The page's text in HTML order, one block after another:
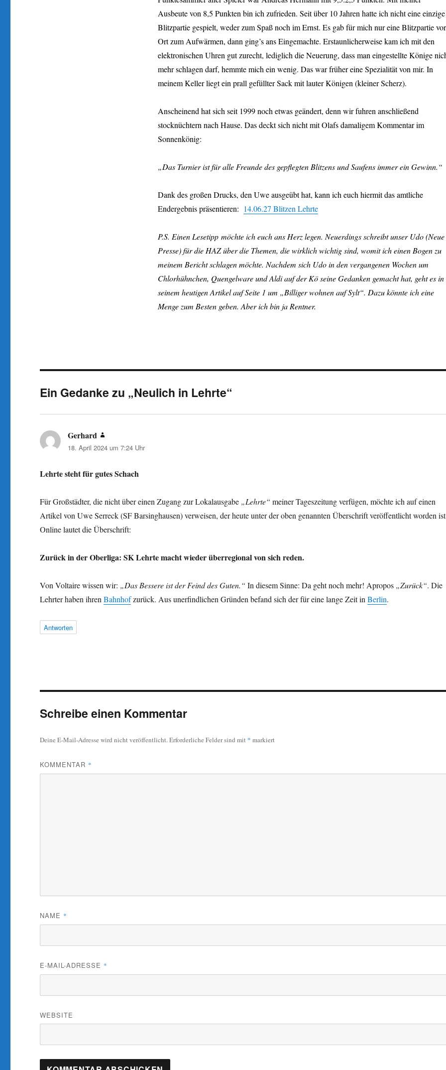
Ausbeute von 8,5 Punkten bin ich zufrieden. Seit über 10 Jahren hatte ich nicht eine einzige
Blitzpartie gespielt, weder zum Spaß noch im Ernst. Es gab für mich nur eine Blitzpartie vor
Ort zum Aufwärmen, dann ging’s ans Eingemachte. Erstaunlicherweise kam ich mit den
elektronischen Uhren gut zurecht, lediglich die Neuerung, dass man eingestellte Könige
mehr schlagen darf, hemmte mich ein wenig. Das war früher eine Spezialität von mir. In
meinem Keller liegt ein prall gefüllter Sack mit lauter Königen (kleiner Scherz).
Anscheinend hat sich seit 1999 noch etwas geändert, denn wir fuhren anschließend
stocknüchtern nach Hause. Das deckt sich nicht mit Olafs damaligem Kommentar im
Sonnenkönig:
„Das Turnier ist für alle Freunde des gepflegten Blitzens und Saufens immer ein Gewinn.“
Dank des großen Drucks, den Uwe ausgeübt hat, kann ich euch hiermit das amtliche
Endergebnis präsentieren: 14.06.27 Blitzen Lehrte
P.S. Einen Lesetipp möchte ich euch ans Herz legen. Neuerdings schreibt unser Udo (Neue
Presse) für die HAZ über die Themen, die wirklich wichtig sind, womit ich einen Bogen zu
meinem Bericht schlagen möchte. Nachdem sich Udo in den vergangenen Wochen um
Chlorhühnchen, Quengelware und Aldi auf der Kö seine Gedanken gemacht hat, geht es in
seinem heutigen Artikel auf Seite 1 um „Billiger wohnen auf Sylt“. Dazu könnte ich eine
Menge zum Besten geben. Aber ich bin ja Rentner.
Ein Gedanke zu „Neulich in Lehrte“
Gerhard
18. April 2024 um 7:24 Uhr
Lehrte steht für gutes Schach
Für Großstädter, die nicht über einen Zugang zur Lokalausgabe „Lehrte“ meiner Tageszeitung verfügen, möchte ich auf einen
Artikel von Uwe Serreck (SF Barsinghausen) verweisen, der heute unter der oben genannten Überschrift veröffentlicht worden
Online lautet die Überschrift:
Zurück in der Oberliga: SK Lehrte macht wieder überregional von sich reden.
Von Voltaire wissen wir: „Das Bessere ist der Feind des Guten.“ In diesem Sinne: Da geht noch mehr! Apropos „Zurück“. Die
Lehrter haben ihrenBahnhofzurück. Aus unerfindlichen Gründen befand sich der für eine lange Zeit inBerlin.
Antworten
Schreibe einen Kommentar
Deine E-Mail-Adresse wird nicht veröffentlicht.Erforderliche Felder sind mit * markiert
KOMMENTAR *
NAME *
E-MAIL-ADRESSE *
WEBSITE